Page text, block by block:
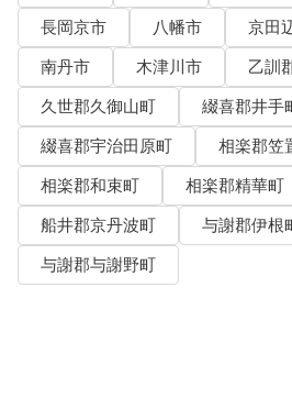
長岡京市
八幡市 京田
南丹市
木津川市
乙訓
久世郡久御山町
綴喜郡井手
綴喜郡宇治田原町
相楽郡笠
相楽郡和束町
相楽郡精華町
船井郡京丹波町
与謝郡伊根
与謝郡与謝野町